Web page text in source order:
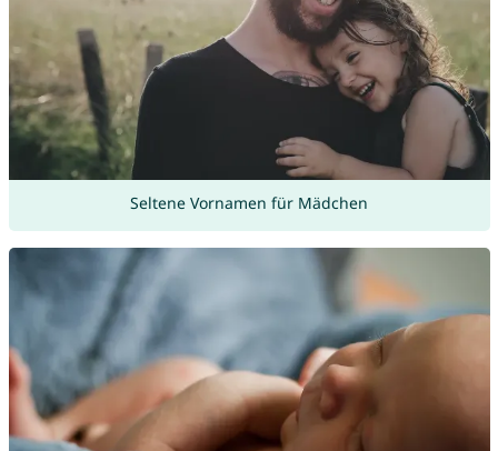
Seltene Vornamen für Mädchen